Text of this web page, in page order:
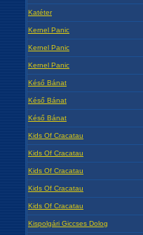
Katéter
Kernel Panic
Kernel Panic
Kernel Panic
Késő Bánat
Késő Bánat
Késő Bánat
Kids Of Cracatau
Kids Of Cracatau
Kids Of Cracatau
Kids Of Cracatau
Kids Of Cracatau
Kispolgári Giccses Dolog